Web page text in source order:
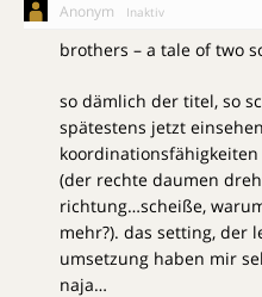
Anonym Inaktiv
brothers – a tale of two
so dämlich der titel, so
spätestens jetzt
(der rechte daumen
richtung…scheiße,
mehr?). das setting, der
umsetzung haben mir
naja…